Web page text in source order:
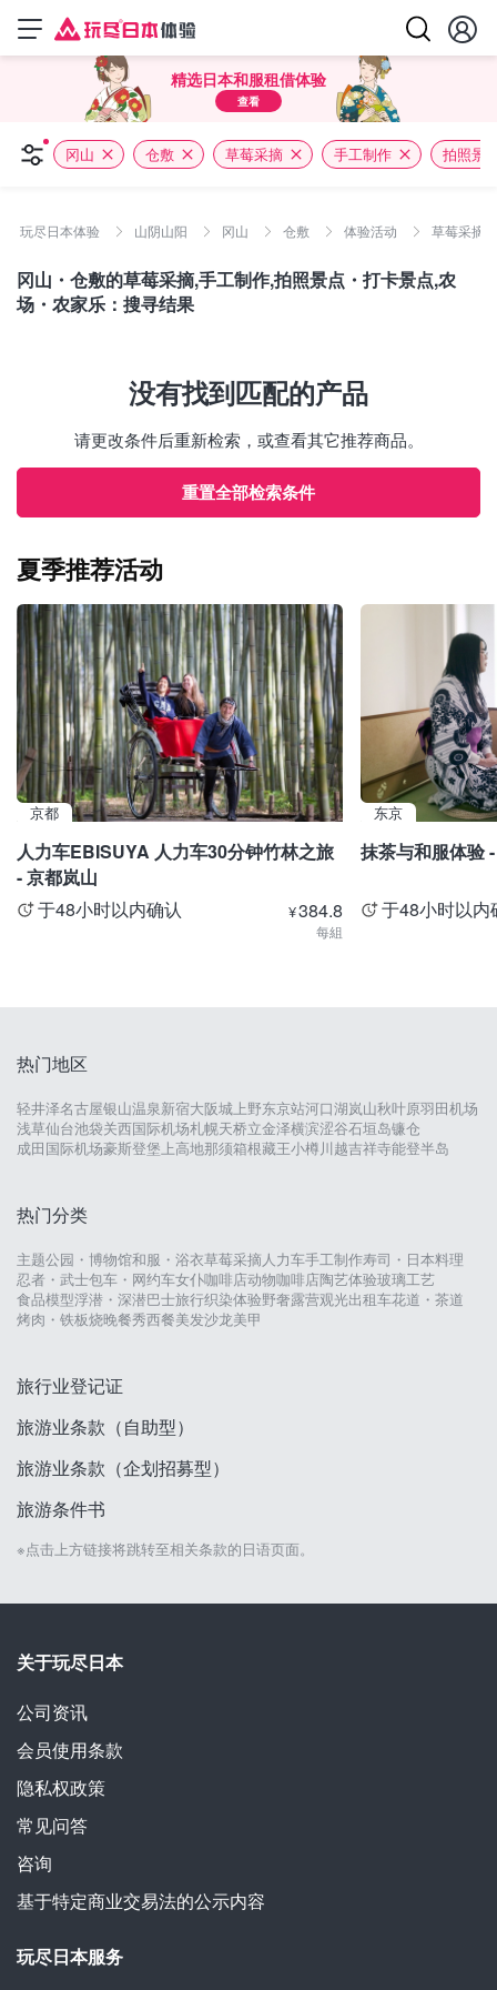
精选日本和服租借体验
查看
冈山 仓敷 草莓采摘 手工制作 拍照景
玩尽日本体验 山阴山阳 冈山 仓敷 体验活动 草莓采摘 /
冈山・仓敷的草莓采摘,手工制作,拍照景点・打卡景点,农
场・农家乐：搜寻结果
没有找到匹配的产品
请更改条件后重新检索，或查看其它推荐商品。
重置全部检索条件
夏季推荐活动
京都
人力车EBISUYA 人力车30分钟竹林之旅
- 京都岚山
于48小时以内确认
¥384.8
每組
东京
抹茶与和服体验
于48小时以内
热门地区
轻井泽名古屋银山温泉新宿大阪城 上野东京站河口湖岚山秋叶原羽田机场
浅草仙台池袋关西国际机场札幌天桥立金泽横滨涩谷石垣岛镰仓
成田国际机场豪斯登堡 上高地那须箱根藏王小樽川越吉祥寺能登半岛
热门分类
主题公园・博物馆和服・浴衣草莓采摘人力车手工制作寿司・日本料理
忍者・武士包车・网约车女仆咖啡店动物咖啡店陶艺体验玻璃工艺
食品模型浮潜・深潜巴士旅行织染体验野奢露营观光出租车花道・茶道
烤肉・铁板烧晚餐秀西餐美发沙龙美甲
旅行业登记证
旅游业条款（自助型）
旅游业条款（企划招募型）
旅游条件书
※点击上方链接将跳转至相关条款的日语页面。
关于玩尽日本
公司资讯
会员使用条款
隐私权政策
常见问答
咨询
基于特定商业交易法的公示内容
玩尽日本服务